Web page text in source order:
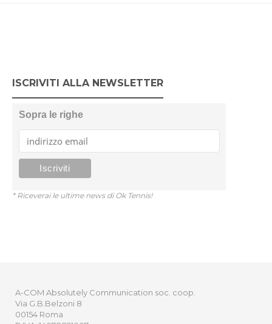
ISCRIVITI ALLA NEWSLETTER
Sopra le righe
* Riceverai le ultime news di Ok Tennis!
A-COM Absolutely Communication soc. coop.
Via G.B.Belzoni 8
00154 Roma